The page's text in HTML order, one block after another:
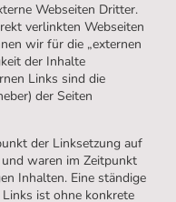
Webseiten Dritter.
verlinkten Webseiten
wir für die „externen
der Inhalte
Links sind die
der Seiten
der Linksetzung auf
waren im Zeitpunkt
Inhalten. Eine ständige
ist ohne konkrete